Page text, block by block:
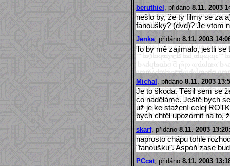
beruthiel , přidáno 8.11. 2003
nešlo by, že ty filmy se za
fanoušky? (dvd)? Je vtom
Jenka , přidáno 8.11. 2003
To by mě zajímalo, jestli
Michal , přidáno 8.11. 2003
Je to škoda. Těšil sem se
co naděláme. Ještě bych
už je ke stažení celej
bych chtěl upozornit na to,
skarf, přidáno 8.11. 2003
naprosto chápu tohle
"fanoušku". Aspoň zase
PCcat, přidáno 8.11. 2003